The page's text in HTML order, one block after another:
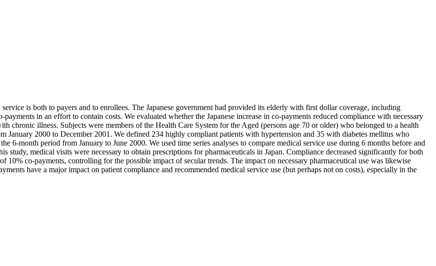
is both to payers and to enrollees. The Japanese government had provided its elderly with first dollar coverage, including
in an effort to contain costs. We evaluated whether the Japanese increase in co-payments reduced compliance with necessary
chronic illness. Subjects were members of the Health Care System for the Aged (persons age 70 or older) who belonged to a health
January 2000 to December 2001. We defined 234 highly compliant patients with hypertension and 35 with diabetes mellitus who
6-month period from January to June 2000. We used time series analyses to compare medical service use during 6 months before and
study, medical visits were necessary to obtain prescriptions for pharmaceuticals in Japan. Compliance decreased significantly for both
10% co-payments, controlling for the possible impact of secular trends. The impact on necessary pharmaceutical use was likewise
have a major impact on patient compliance and recommended medical service use (but perhaps not on costs), especially in the